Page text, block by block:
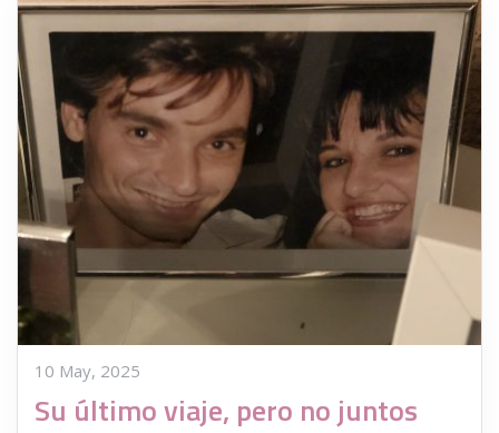
10 May, 2025
Su último viaje, pero no juntos